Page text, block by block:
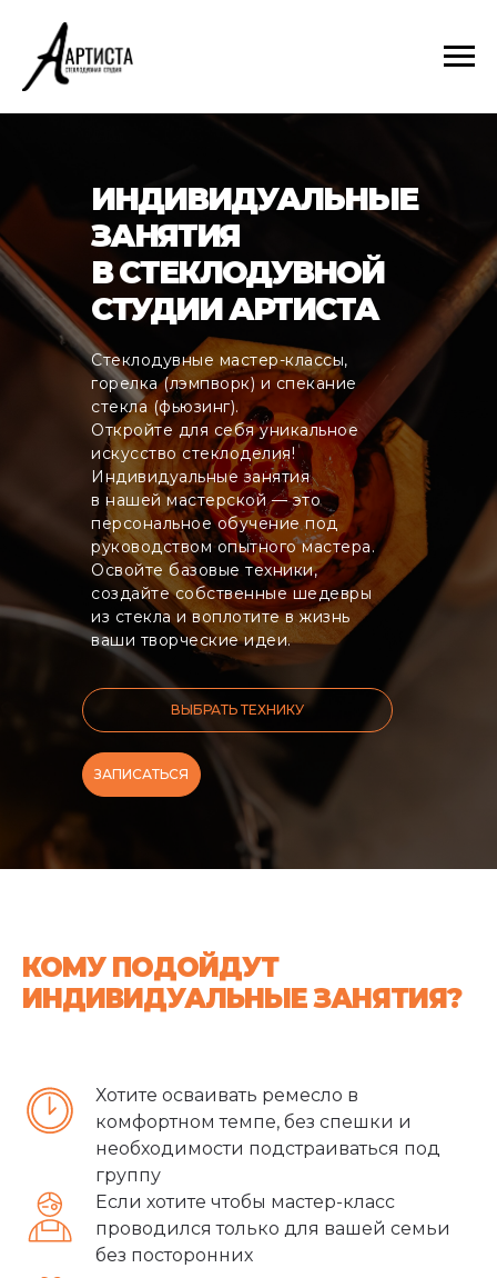
ВЫБРАТЬ ТЕХНИКУ
ЗАПИСАТЬСЯ
Стеклодувные мастер-классы,
горелка (лэмпворк) и спекание
стекла (фьюзинг).
Откройте для себя уникальное
искусство стеклоделия!
Индивидуальные занятия
в нашей мастерской — это
персональное обучение под
руководством опытного мастера.
Освойте базовые техники,
создайте собственные шедевры
из стекла и воплотите в жизнь
ваши творческие идеи.
ИНДИВИДУАЛЬНЫЕ
ЗАНЯТИЯ
В СТЕКЛОДУВНОЙ
СТУДИИ АРТИСТА
КОМУ ПОДОЙДУТ
ИНДИВИДУАЛЬНЫЕ ЗАНЯТИЯ?
Хотите осваивать ремесло в
комфортном темпе, без спешки и
необходимости подстраиваться под
группу
Если хотите чтобы мастер-класс
проводился только для вашей семьи
без посторонних